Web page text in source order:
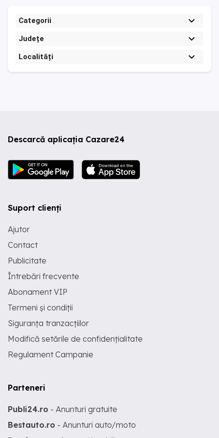
Categorii
Județe
Localități
Descarcă aplicația Cazare24
Suport clienți
Ajutor
Contact
Publicitate
Întrebări frecvente
Abonament VIP
Termeni și condiții
Siguranța tranzacțiilor
Modifică setările de confidențialitate
Regulament Campanie
Parteneri
Publi24.ro - Anunturi gratuite
Bestauto.ro - Anunturi auto/moto